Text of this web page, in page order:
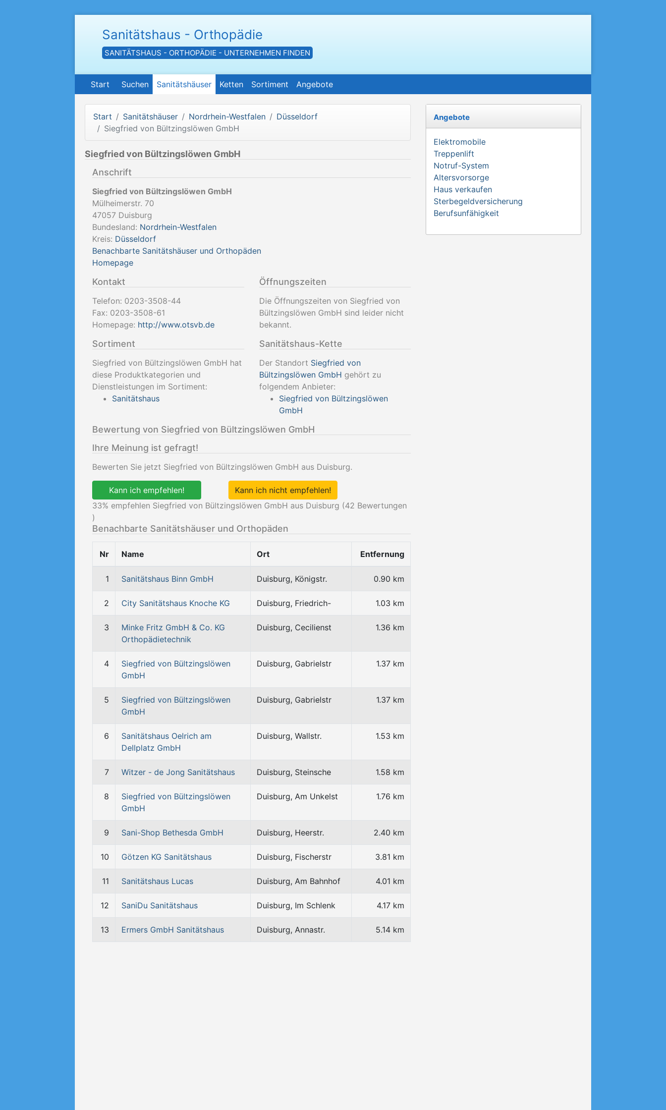
Sanitätshaus - Orthopädie
SANITÄTSHAUS - ORTHOPÄDIE - UNTERNEHMEN FINDEN
Start Suchen Sanitätshäuser Ketten Sortiment Angebote
Start Sanitätshäuser Nordrhein-Westfalen
Düsseldorf
Siegfried von Bültzingslöwen GmbH
Siegfried von Bültzingslöwen GmbH
Anschrift
Siegfried von Bültzingslöwen GmbH
Mülheimerstr. 70
47057 Duisburg
Bundesland: Nordrhein-Westfalen
Kreis: Düsseldorf
Benachbarte Sanitätshäuser und Orthopäden
Homepage
Kontakt
Telefon: 0203-3508-44
Fax: 0203-3508-61
Homepage: http://www.otsvb.de
Öffnungszeiten
Die Öffnungszeiten von Siegfried von
Bültzingslöwen GmbH sind leider nicht
bekannt.
Sortiment
Siegfried von Bültzingslöwen GmbH hat
diese Produktkategorien und
Dienstleistungen im Sortiment:
Sanitätshaus
Sanitätshaus-Kette
Der Standort Siegfried von
Bültzingslöwen GmbH gehört zu
folgendem Anbieter:
Siegfried von Bültzingslöwen
GmbH
Bewertung von Siegfried von Bültzingslöwen GmbH
Ihre Meinung ist gefragt!
Bewerten Sie jetzt Siegfried von Bültzingslöwen GmbH aus Duisburg.
Kann ich empfehlen!
Kann ich nicht empfehlen!
33% empfehlen Siegfried von Bültzingslöwen GmbH aus Duisburg (42 Bewertungen
)
Benachbarte Sanitätshäuser und Orthopäden
Nr Name Ort Entfernung
1 Sanitätshaus Binn GmbH Duisburg, Königstr. 0.90 km
2 City Sanitätshaus Knoche KG Duisburg, Friedrich- 1.03 km
3
Minke Fritz GmbH & Co. KG
Orthopädietechnik
Duisburg, Cecilienst 1.36 km
4
Siegfried von Bültzingslöwen
GmbH
Duisburg, Gabrielstr 1.37 km
5
Siegfried von Bültzingslöwen
GmbH
Duisburg, Gabrielstr 1.37 km
6
Sanitätshaus Oelrich am
Dellplatz GmbH
Duisburg, Wallstr. 1.53 km
7 Witzer - de Jong Sanitätshaus Duisburg, Steinsche 1.58 km
8
Siegfried von Bültzingslöwen
GmbH
Duisburg, Am Unkelst 1.76 km
9 Sani-Shop Bethesda GmbH Duisburg, Heerstr. 2.40 km
10 Götzen KG Sanitätshaus Duisburg, Fischerstr 3.81 km
11 Sanitätshaus Lucas Duisburg, Am Bahnhof 4.01 km
12 SaniDu Sanitätshaus Duisburg, Im Schlenk 4.17 km
13 Ermers GmbH Sanitätshaus Duisburg, Annastr. 5.14 km
Angebote
Elektromobile
Treppenlift
Notruf-System
Altersvorsorge
Haus verkaufen
Sterbegeldversicherung
Berufsunfähigkeit